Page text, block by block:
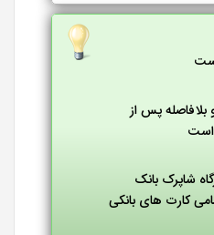
پس از
است
شاپرک بانک
کارت های بانکی